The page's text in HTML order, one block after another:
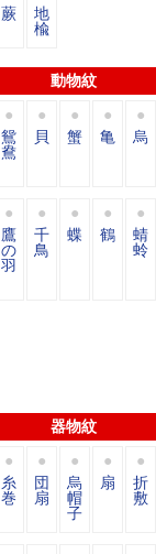
蕨 地
楡
動物紋
鴛
鴦
貝 蟹 亀 烏
鷹
の
羽
千
鳥
蝶 鶴 蜻
蛉
器物紋
糸
巻
団
扇
烏
帽
子
扇 折
敷